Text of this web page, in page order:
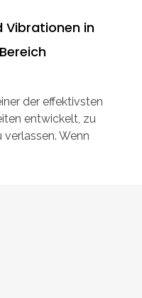
Vibrationen in
der effektivsten
entwickelt, zu
verlassen. Wenn